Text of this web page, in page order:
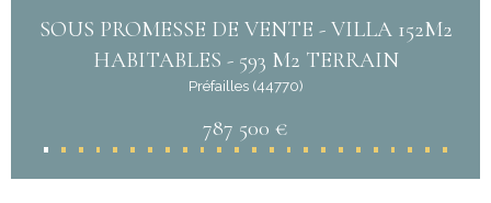
SOUS PROMESSE DE VENTE - VILLA 152M2
HABITABLES - 593 M2 TERRAIN
Préfailles (44770)
787 500 €